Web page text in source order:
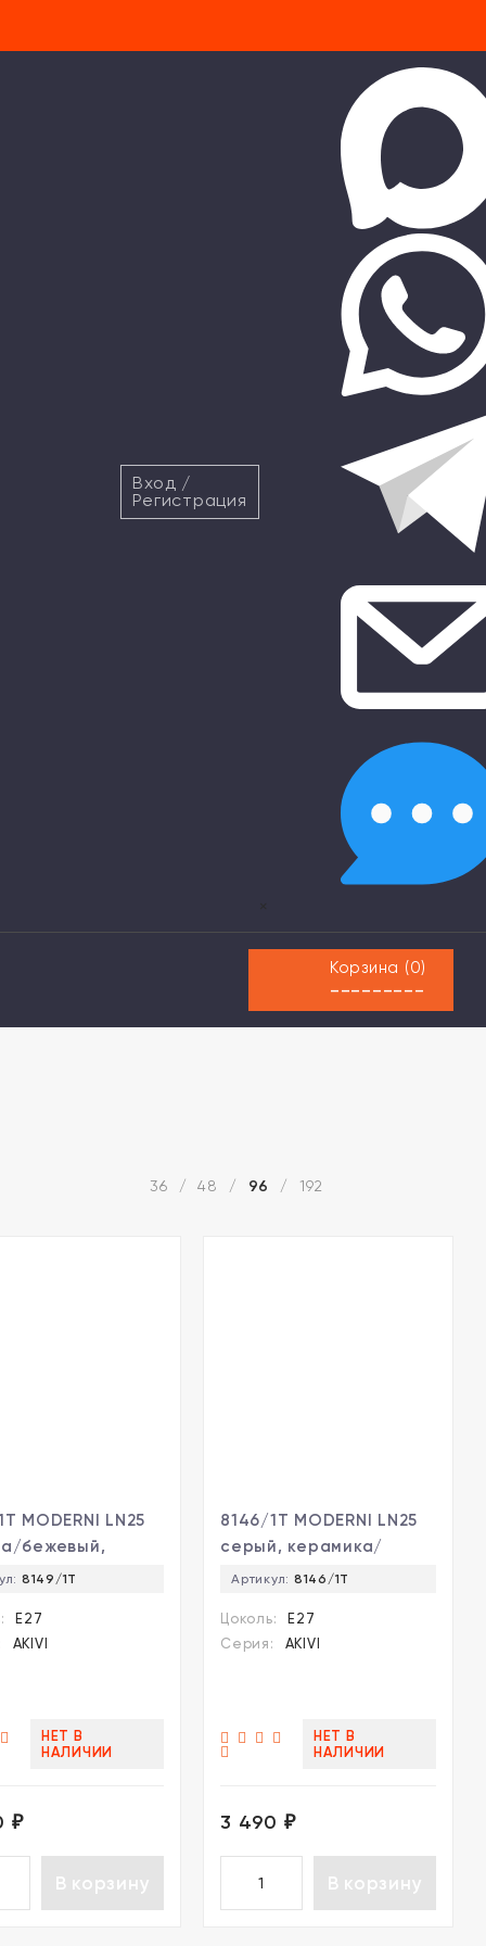
Вход /
Регистрация
×
Корзина (0)
---------
36 / 48 / 96 / 192
MODERNI LN25
бежевый,
текстиль
AKIVI
8149/1Т
E27
AKIVI
НЕТ В
НАЛИЧИИ
₽
В корзину
8146/1T MODERNI LN25
серый, керамика/
текстиль Настольная
AKIVI
Артикул: 8146/1Т
Цоколь:
E27
Серия:
AKIVI
НЕТ В
НАЛИЧИИ
3 490 ₽
В корзину